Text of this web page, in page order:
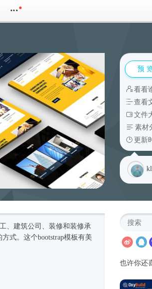
预
看看
查看
文件
素材
更新
、建筑公司、装修和装修承
式。这个bootstrap模板有美
也许你还